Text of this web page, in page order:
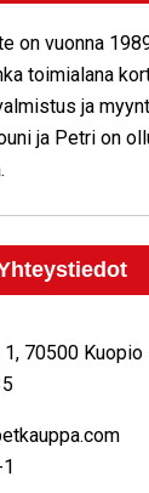
on vuonna
toimialana
ja
ja Petri on
70500 Kuopio